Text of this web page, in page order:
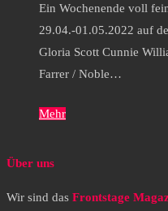
Ein Wochenende voll
29.04.-01.05.2022 auf
Gloria Scott Cunnie
Farrer / Noble…
Mehr
Über uns
Wir sind das Frontstage